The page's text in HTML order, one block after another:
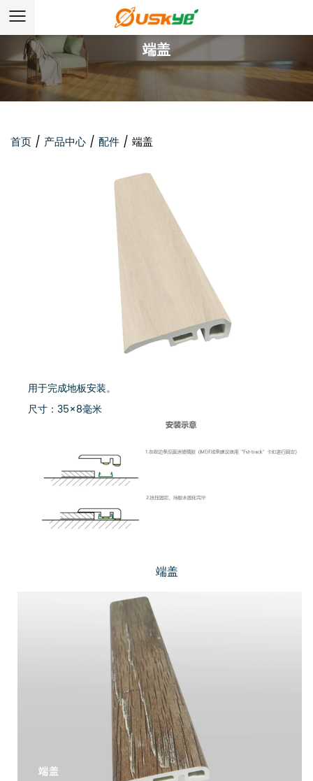
端盖
首页 / 产品中心 / 配件 / 端盖
用于完成地板安装。
尺寸：35×8毫米
端盖
端盖